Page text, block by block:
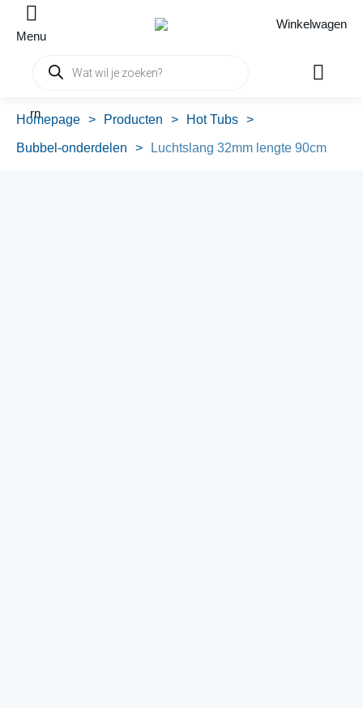
Menu
Winkelwagen
Producten
zoeken
rn
Homepage > Producten > Hot Tubs >
Bubbel-onderdelen > Luchtslang 32mm lengte 90cm